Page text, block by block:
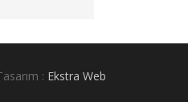
: Ekstra Web